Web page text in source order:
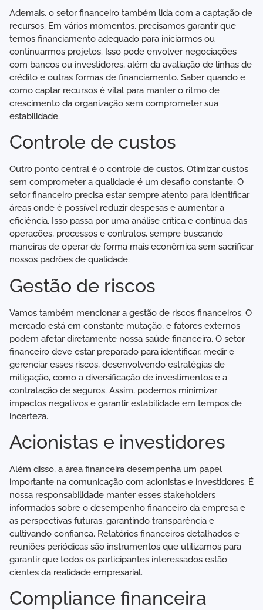
Ademais, o setor financeiro também lida com a captação de
recursos. Em vários momentos, precisamos garantir que
temos financiamento adequado para iniciarmos ou
continuarmos projetos. Isso pode envolver negociações
com bancos ou investidores, além da avaliação de linhas de
crédito e outras formas de financiamento. Saber quando e
como captar recursos é vital para manter o ritmo de
crescimento da organização sem comprometer sua
estabilidade.
Controle de custos
Outro ponto central é o controle de custos. Otimizar custos
sem comprometer a qualidade é um desafio constante. O
setor financeiro precisa estar sempre atento para identificar
áreas onde é possível reduzir despesas e aumentar a
eficiência. Isso passa por uma análise crítica e contínua das
operações, processos e contratos, sempre buscando
maneiras de operar de forma mais econômica sem sacrificar
nossos padrões de qualidade.
Gestão de riscos
Vamos também mencionar a gestão de riscos financeiros. O
mercado está em constante mutação, e fatores externos
podem afetar diretamente nossa saúde financeira. O setor
financeiro deve estar preparado para identificar, medir e
gerenciar esses riscos, desenvolvendo estratégias de
mitigação, como a diversificação de investimentos e a
contratação de seguros. Assim, podemos minimizar
impactos negativos e garantir estabilidade em tempos de
incerteza.
Acionistas e investidores
Além disso, a área financeira desempenha um papel
importante na comunicação com acionistas e investidores. É
nossa responsabilidade manter esses stakeholders
informados sobre o desempenho financeiro da empresa e
as perspectivas futuras, garantindo transparência e
cultivando confiança. Relatórios financeiros detalhados e
reuniões periódicas são instrumentos que utilizamos para
garantir que todos os participantes interessados estão
cientes da realidade empresarial.
Compliance financeira